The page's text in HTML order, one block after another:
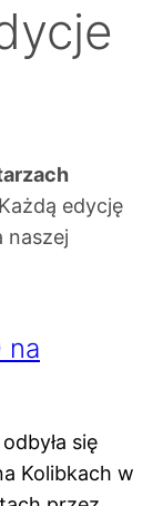
Każdą edycję
naszej
na
się
Kolibkach w